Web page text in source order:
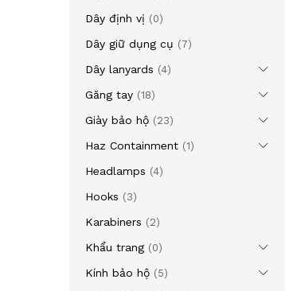
Dây định vị (0)
Dây giữ dụng cụ (7)
Dây lanyards (4)
Găng tay (18)
Giày bảo hộ (23)
Haz Containment (1)
Headlamps (4)
Hooks (3)
Karabiners (2)
Khẩu trang (0)
Kính bảo hộ (5)